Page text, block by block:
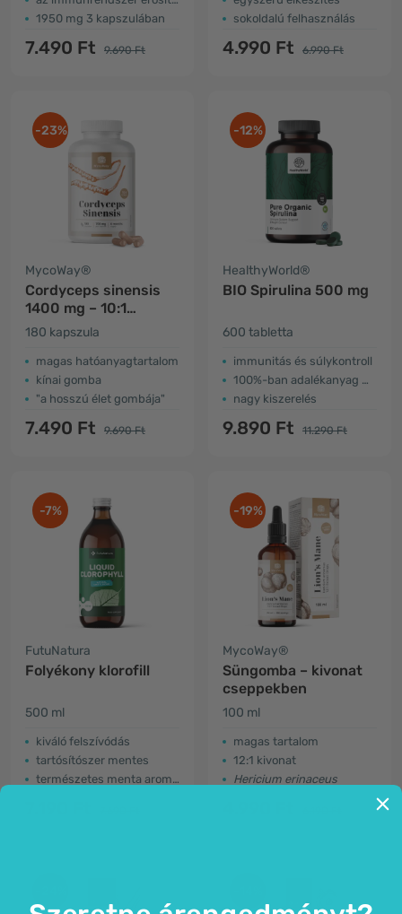
1950 mg 3 kapszulában
7.490 Ft 9.690 Ft
sokoldalú felhasználás
4.990 Ft 6.990 Ft
-23%
MycoWay®
Cordyceps sinensis
1400 mg – 10:1
kivonat
180 kapszula
magas hatóanyagtartalom
kínai gomba
"a hosszú élet gombája"
7.490 Ft 9.690 Ft
-12%
HealthyWorld®
BIO Spirulina 500 mg
600 tabletta
immunitás és súlykontroll
100%-ban adalékanyag mentes
nagy kiszerelés
9.890 Ft 11.290 Ft
-7%
FutuNatura
Folyékony klorofill
500 ml
kiváló felszívódás
tartósítószer mentes
természetes menta aromával
-19%
MycoWay®
Süngomba – kivonat
cseppekben
100 ml
magas tartalom
12:1 kivonat
Hericium erinaceus